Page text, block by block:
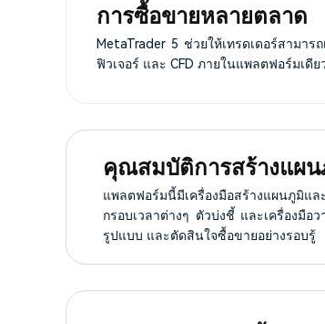
การซื้อขายหลายตลาด
MetaTrader 5 ช่วยให้เทรดเดอร์สามา
ฟิวเจอร์ และ CFD ภายในแพลตฟอร์มเดีย
คุณสมบัติการสร้างแผ
แพลตฟอร์มนี้มีเครื่องมือสร้างแผนภูมิแ
กรอบเวลาต่างๆ ตัวบ่งชี้ และเครื่องมื
รูปแบบ และตัดสินใจซื้อขายอย่างรอบรู้